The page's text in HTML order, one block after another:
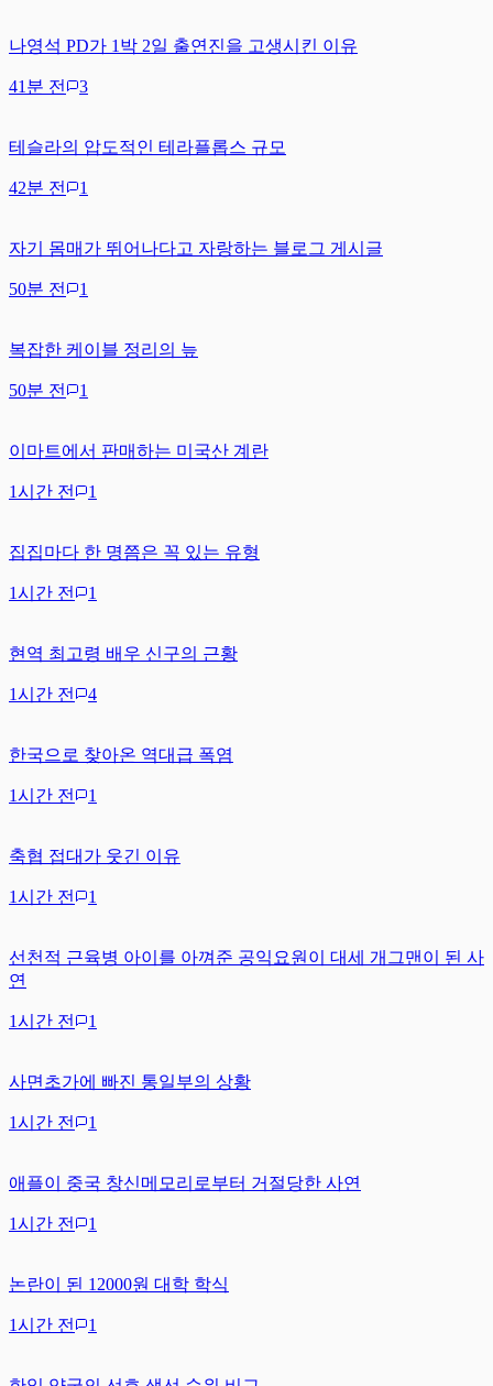
나영석 PD가 1박 2일 출연진을 고생시킨 이유
41분 전 3
테슬라의 압도적인 테라플롭스 규모
42분 전 1
자기 몸매가 뛰어나다고 자랑하는 블로그 게시글
50분 전 1
복잡한 케이블 정리의 늪
50분 전 1
이마트에서 판매하는 미국산 계란
1시간 전 1
집집마다 한 명쯤은 꼭 있는 유형
1시간 전 1
현역 최고령 배우 신구의 근황
1시간 전 4
한국으로 찾아온 역대급 폭염
1시간 전 1
축협 접대가 웃긴 이유
1시간 전 1
선천적 근육병 아이를 아껴준 공익요원이 대세 개그맨이 된 사
연
1시간 전 1
사면초가에 빠진 통일부의 상황
1시간 전 1
애플이 중국 창신메모리로부터 거절당한 사연
1시간 전 1
논란이 된 12000원 대학 학식
1시간 전 1